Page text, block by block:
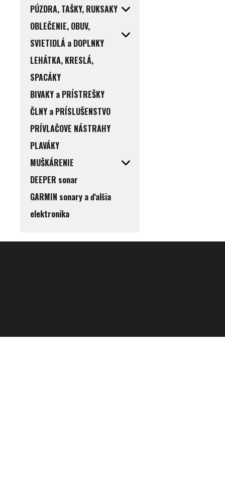
PÚZDRA, TAŠKY, RUKSAKY
OBLEČENIE, OBUV,
SVIETIDLÁ a DOPLNKY
LEHÁTKA, KRESLÁ,
SPACÁKY
BIVAKY a PRÍSTREŠKY
ČLNY a PRÍSLUŠENSTVO
PRÍVLAČOVE NÁSTRAHY
PLAVÁKY
MUŠKÁRENIE
DEEPER sonar
GARMIN sonary a ďalšia
elektronika